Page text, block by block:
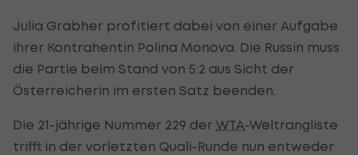
Julia Grabher profitiert dabei von einer Aufgabe
ihrer Kontrahentin Polina Monova. Die Russin muss
die Partie beim Stand von 5:2 aus Sicht der
Österreicherin im ersten Satz beenden.
Die 21-jährige Nummer 229 der WTA-Weltrangliste
trifft in der vorletzten Quali-Runde nun entweder